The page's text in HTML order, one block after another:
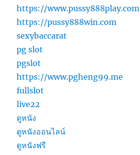
https://www.pussy888play.com
https://pussy888win.com
sexybaccarat
pg slot
pgslot
https://www.pgheng99.me
fullslot
live22
ดูหนัง
ดูหนังออนไลน์
ดูหนังฟรี